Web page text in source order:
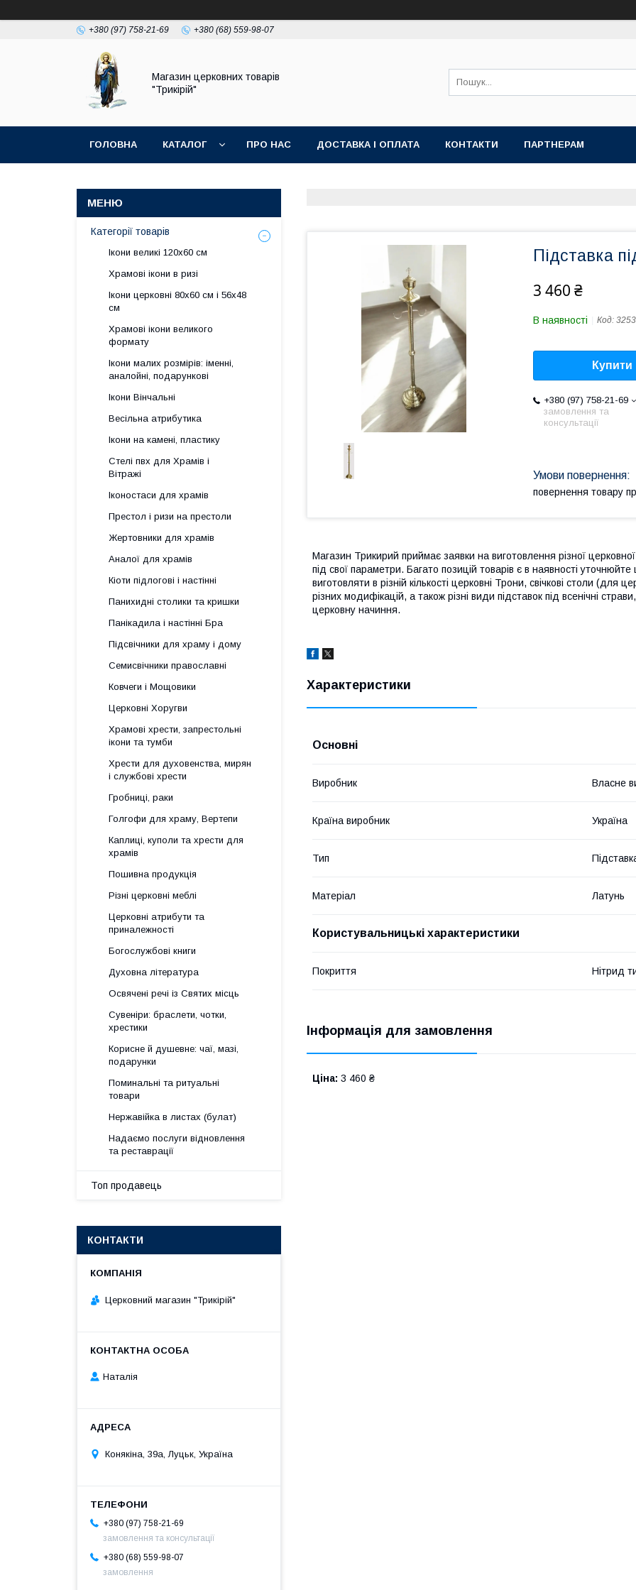
+380 (97) 758-21-69 +380 (68) 559-98-07
Магазин церковних товарів
"Трикірій"
ГОЛОВНА КАТАЛОГ ПРО НАС ДОСТАВКА І ОПЛАТА КОНТАКТИ ПАРТНЕРАМ
Підставка
3 460 ₴
В наявності Код:
Купити
+380 (97) 758-21-69
замовлення та
консультації
повернення товару
Магазин Трикирий приймає заявки на виготовлення різної
під свої параметри. Багато позицій товарів є в наявності
виготовляти в різній кількості церковні Трони, свічкові столи (для
різних модифікацій, а також різні види підставок під всенічні страви,
церковну начиння.
Характеристики
Основні
Виробник Власне
Країна виробник Україна
Тип
Матеріал Латунь
Користувальницькі характеристики
Покриття Нітрид
Інформація для замовлення
Ціна: 3 460 ₴
Категорії товарів
Ікони великі 120х60 см
Храмові ікони в ризі
Ікони церковні 80х60 см і 56х48
см
Храмові ікони великого
формату
Ікони малих розмірів: іменні,
аналойні, подарункові
Ікони Вінчальні
Весільна атрибутика
Ікони на камені, пластику
Стелі пвх для Храмів і
Вітражі
Іконостаси для храмів
Престол і ризи на престоли
Жертовники для храмів
Аналої для храмів
Кіоти підлогові і настінні
Панихидні столики та кришки
Панікадила і настінні Бра
Підсвічники для храму і дому
Семисвічники православні
Ковчеги і Мощовики
Церковні Хоругви
Храмові хрести, запрестольні
ікони та тумби
Хрести для духовенства, мирян
і службові хрести
Гробниці, раки
Голгофи для храму, Вертепи
Каплиці, куполи та хрести для
храмів
Пошивна продукція
Різні церковні меблі
Церковні атрибути та
приналежності
Богослужбові книги
Духовна література
Освячені речі із Святих місць
Сувеніри: браслети, чотки,
хрестики
Корисне й душевне: чаї, мазі,
подарунки
Поминальні та ритуальні
товари
Нержавійка в листах (булат)
Надаємо послуги відновлення
та реставрації
Топ продавець
КОНТАКТИ
Церковний магазин "Трикірій"
Наталія
Конякіна, 39а, Луцьк, Україна
+380 (97) 758-21-69
замовлення та консультації
+380 (68) 559-98-07
замовлення